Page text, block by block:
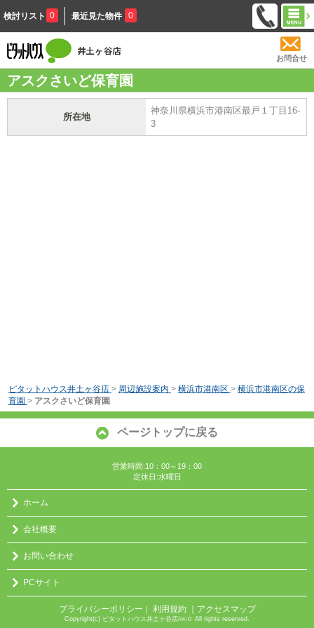
検討リスト 0 最近見た物件 0
お問合せ
アスクさいど保育園
所在地
神奈川県横浜市港南区最戸１丁目16-
3
ピタットハウス井土ヶ谷店 > 周辺施設案内 > 横浜市港南区 > 横浜市港南区の保
育園 > アスクさいど保育園
ページトップに戻る
営業時間:10：00～19：00
定休日:水曜日
ホーム
会社概要
お問い合わせ
PCサイト
プライバシーポリシー ｜ 利用規約 ｜アクセスマップ
Copyright(c) ピタットハウス井土ヶ谷店/㈱０ All rights reserved.